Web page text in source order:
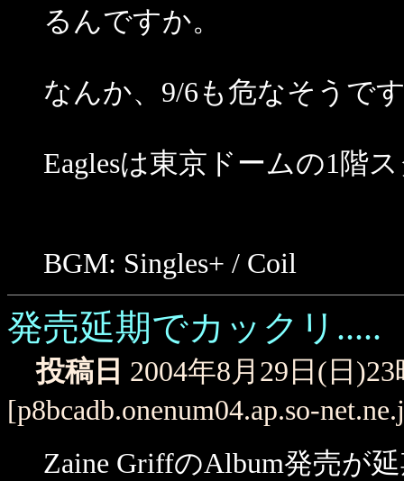
るんですか。
なんか、9/6も危なそうで
Eaglesは東京ドームの1階
BGM: Singles+ / Coil
発売延期でカックリ.....
投稿日 2004年8月29日(日
[p8bcadb.onenum04.ap.so-
Zaine GriffのAlbum発売が